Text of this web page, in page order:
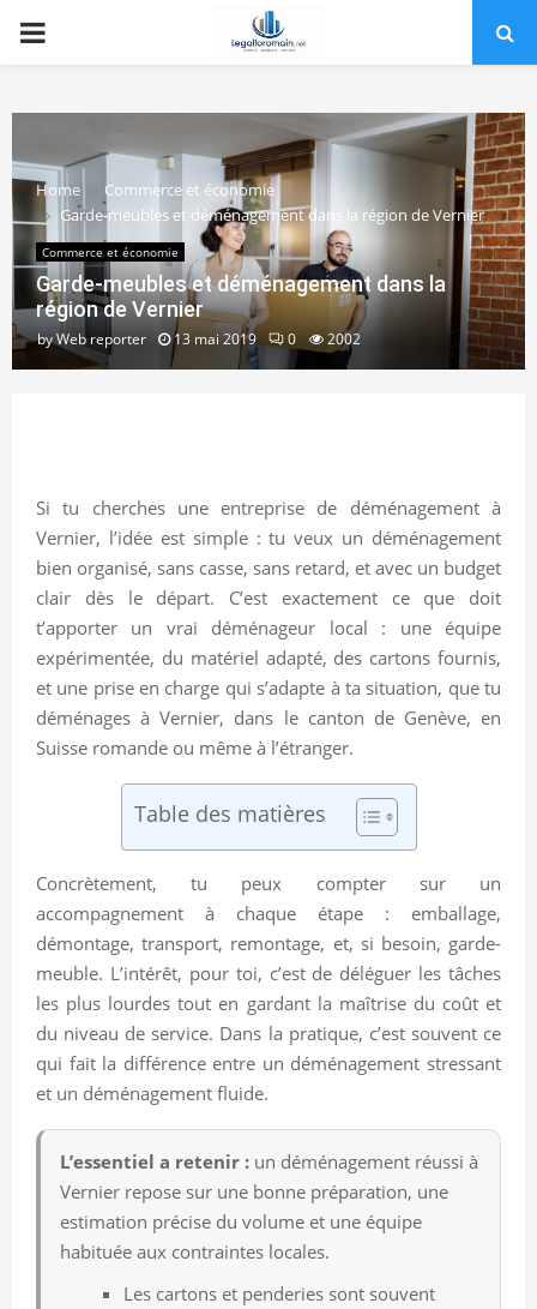
PRIMARY
Home
Commerce et économie
Garde-meubles et déménagement dans la région de Vernier
Commerce et économie
Garde-meubles et déménagement dans la
région de Vernier
byWeb reporter 13 mai 2019 0 2002
Si tu cherches une entreprise de déménagement à
Vernier, l’idée est simple : tu veux un déménagement
bien organisé, sans casse, sans retard, et avec un budget
clair dès le départ. C’est exactement ce que doit
t’apporter un vrai déménageur local : une équipe
expérimentée, du matériel adapté, des cartons fournis,
et une prise en charge qui s’adapte à ta situation, que tu
déménages à Vernier, dans le canton de Genève, en
Suisse romande ou même à l’étranger.
Table des matières
Concrètement, tu peux compter sur un
accompagnement à chaque étape : emballage,
démontage, transport, remontage, et, si besoin, garde-
meuble. L’intérêt, pour toi, c’est de déléguer les tâches
les plus lourdes tout en gardant la maîtrise du coût et
du niveau de service. Dans la pratique, c’est souvent ce
qui fait la différence entre un déménagement stressant
et un déménagement fluide.
L’essentiel a retenir : un déménagement réussi à
Vernier repose sur une bonne préparation, une
estimation précise du volume et une équipe
habituée aux contraintes locales.
Les cartons et penderies sont souvent